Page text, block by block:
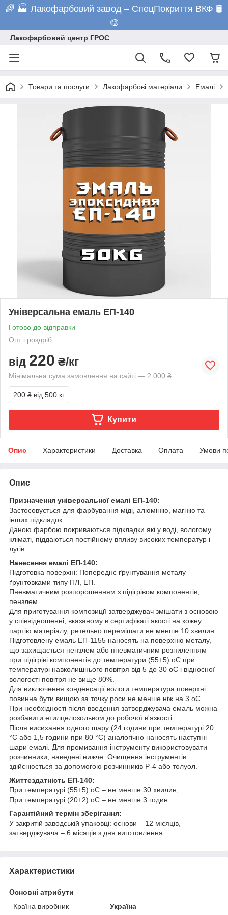
🌈 🏭 Лакофарбовий завод – СпецПокриття ВКФ 🛢️
🎨
Лакофарбовий центр ГРОС
Товари та послуги Лакофарбові матеріали Емалі
Універсальна емаль ЕП-140
Готово до відправки
Опт і роздріб
від 220 ₴/кг
Мінімальна сума замовлення на сайті — 2 000 ₴
200 ₴ від 500 кг
Купити
Опис Характеристики Доставка Оплата Умови
Опис
Призначення універсальної емалі ЕП-140:
Застосовується для фарбування міді, алюмінію, магнію та
інших підкладок.
Даною фарбою покриваються підкладки які у воді, вологому
кліматі, піддаються постійному впливу високих температур і
лугів.
Нанесення емалі ЕП-140:
Підготовка поверхні: Попереднє ґрунтування металу
ґрунтовками типу ПЛ, ЕП.
Пневматичним розпорошенням з підігрівом компонентів,
пензлем.
Для приготування композиції затверджувач змішати з основою
у співвідношенні, вказаному в сертифікаті якості на кожну
партію матеріалу, ретельно перемішати не менше 10 хвилин.
Підготовлену емаль ЕП-1155 наносять на поверхню металу,
що захищається пензлем або пневматичним розпиленням
при підігріві компонентів до температури (55+5) оС при
температурі навколишнього повітря від 5 до 30 оС і відносної
вологості повітря не вище 80%.
Для виключення конденсації вологи температура поверхні
повинна бути вищою за точку роси не менше ніж на 3 оС.
При необхідності після введення затверджувача емаль можна
розбавити етилцелозольвом до робочої в'язкості.
Після висихання одного шару (24 години при температурі 20
°C або 1,5 години при 80 °C) аналогічно наносять наступні
шари емалі. Для промивання інструменту використовувати
розчинники, наведені нижче. Очищення інструментів
здійснюється за допомогою розчинників Р-4 або толуол.
Життєздатність ЕП-140:
При температурі (55+5) оС – не менше 30 хвилин;
При температурі (20+2) оС – не менше 3 годин.
Гарантійний термін зберігання:
У закритій заводській упаковці: основи – 12 місяців,
затверджувача – 6 місяців з дня виготовлення.
Характеристики
Основні атрибути
Країна виробник
Україна